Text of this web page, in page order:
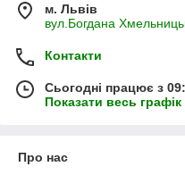
м. Львів
вул.Богдана
Контакти
Сьогодні працює з
Показати весь
Про нас